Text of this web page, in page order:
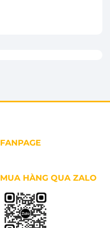
FANPAGE
MUA HÀNG QUA ZALO